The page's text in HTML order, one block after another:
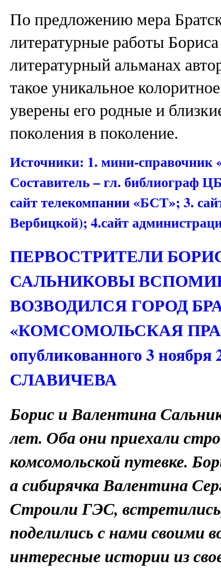
По предложению мера
литературные работы
литературный альманах
такое уникальное
уверены его родные и
поколения в поколение.
Источники: 1. мини-справочник
Составитель – гл. библиограф
сайт телекомпании «БСТ»; 3.
Вербицкой); 4.сайт
ПЕРВОСТРИТЕЛИ
САЛЬНИКОВЫ
ВОЗВОДИЛСЯ ГОРОД
«КОМСОМОЛЬСКАЯ
опубликованного 3 ноября
СЛАВИЧЕВА
Борис и Валентина
лет. Оба они приехали
комсомольской путевке.
а сибирячка Валентина
Строили ГЭС,
поделились с нами своими
интересные истории из